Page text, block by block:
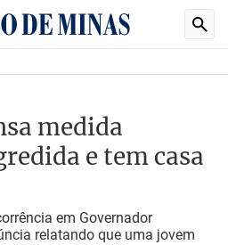
medida
e tem casa
em Governador
relatando que uma jovem